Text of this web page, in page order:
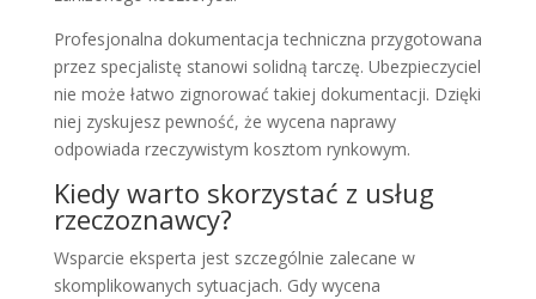
Profesjonalna dokumentacja techniczna przygotowana
przez specjalistę stanowi solidną tarczę. Ubezpieczyciel
nie może łatwo zignorować takiej dokumentacji. Dzięki
niej zyskujesz pewność, że wycena naprawy
odpowiada rzeczywistym kosztom rynkowym.
Kiedy warto skorzystać z usług
rzeczoznawcy?
Wsparcie eksperta jest szczególnie zalecane w
skomplikowanych sytuacjach. Gdy wycena